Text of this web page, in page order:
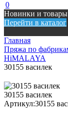
0
Новинки и товары
Перейти в каталог
Главная
Пряжа по
HiMALAYA
30155 василек
30155 василек
Артикул:30155